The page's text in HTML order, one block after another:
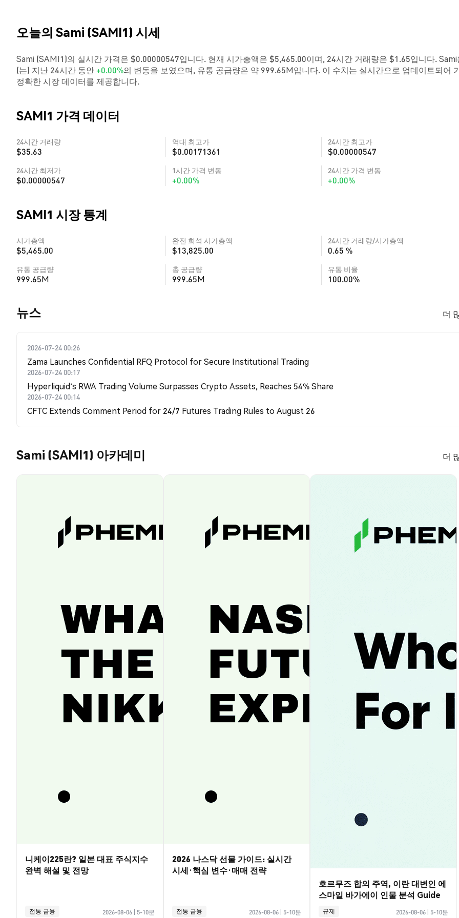
오늘의 Sami (SAMI1) 시세
Sami (SAMI1)의 실시간 가격은 $0.00000547입니다. 현재 시가총액은 $5,465.00이며, 24시간 거래량은 $1.65입니다. Sami
(는) 지난 24시간 동안+0.00%의 변동을 보였으며, 유통 공급량은 약 999.65M입니다. 이 수치는 실시간으로 업데이트되어
정확한 시장 데이터를 제공합니다.
SAMI1 가격 데이터
24시간 거래량
$35.63
역대 최고가
$0.00171361
24시간 최고가
$0.00000547
24시간 최저가
$0.00000547
1시간 가격 변동
+0.00%
24시간 가격 변동
+0.00%
SAMI1 시장 통계
시가총액
$5,465.00
완전 희석 시가총액
$13,825.00
24시간 거래량/시가총액
0.65 %
유통 공급량
999.65M
총 공급량
999.65M
유통 비율
100.00%
뉴스 더
2026-07-24 00:26
Zama Launches Confidential RFQ Protocol for Secure Institutional Trading
2026-07-24 00:17
Hyperliquid's RWA Trading Volume Surpasses Crypto Assets, Reaches 54% Share
2026-07-24 00:14
CFTC Extends Comment Period for 24/7 Futures Trading Rules to August 26
Sami (SAMI1) 아카데미 더
니케이225란? 일본 대표 주식지수
완벽 해설 및 전망
전통 금융 2026-08-06 5-10분
2026 나스닥 선물 가이드: 실시간
시세·핵심 변수·매매 전략
전통 금융 2026-08-06 5-10분
호르무즈 합의 주역, 이란 대변인 에
스마일 바가에이 인물 분석 Guide
규제 2026-08-06 5-10분